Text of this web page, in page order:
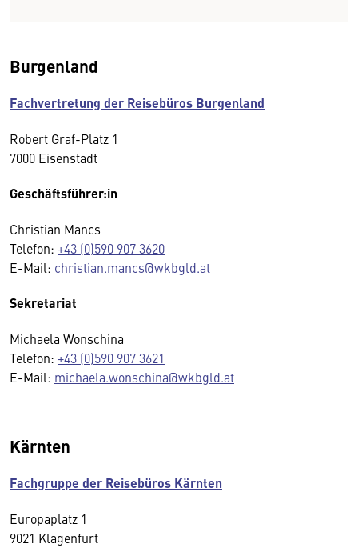
Burgenland
Fachvertretung der Reisebüros Burgenland
Robert Graf-Platz 1
7000 Eisenstadt
Geschäftsführer:in
Christian Mancs
Telefon: +43 (0)590 907 3620
E-Mail: christian.mancs@wkbgld.at
Sekretariat
Michaela Wonschina
Telefon: +43 (0)590 907 3621
E-Mail: michaela.wonschina@wkbgld.at
Kärnten
Fachgruppe der Reisebüros Kärnten
Europaplatz 1
9021 Klagenfurt